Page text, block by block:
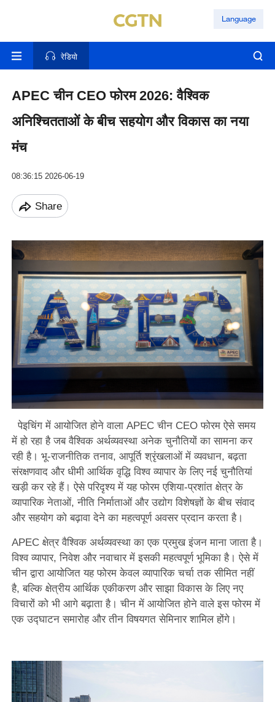
Language
रेडियो
APEC चीन CEO फोरम 2026: वैश्विक
अनिश्चितताओं के बीच सहयोग और विकास का नया
मंच
08:36:15 2026-06-19
Share
पेइचिंग में आयोजित होने वाला APEC चीन CEO फोरम ऐसे समय
में हो रहा है जब वैश्विक अर्थव्यवस्था अनेक चुनौतियों का सामना कर
रही है। भू-राजनीतिक तनाव, आपूर्ति श्रृंखलाओं में व्यवधान, बढ़ता
संरक्षणवाद और धीमी आर्थिक वृद्धि विश्व व्यापार के लिए नई चुनौतियां
खड़ी कर रहे हैं। ऐसे परिदृश्य में यह फोरम एशिया-प्रशांत क्षेत्र के
व्यापारिक नेताओं, नीति निर्माताओं और उद्योग विशेषज्ञों के बीच संवाद
और सहयोग को बढ़ावा देने का महत्वपूर्ण अवसर प्रदान करता है।
APEC क्षेत्र वैश्विक अर्थव्यवस्था का एक प्रमुख इंजन माना जाता है।
विश्व व्यापार, निवेश और नवाचार में इसकी महत्वपूर्ण भूमिका है। ऐसे में
चीन द्वारा आयोजित यह फोरम केवल व्यापारिक चर्चा तक सीमित नहीं
है, बल्कि क्षेत्रीय आर्थिक एकीकरण और साझा विकास के लिए नए
विचारों को भी आगे बढ़ाता है। चीन में आयोजित होने वाले इस फोरम में
एक उद्घाटन समारोह और तीन विषयगत सेमिनार शामिल होंगे।